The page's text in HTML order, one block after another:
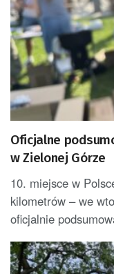
Oficjalne
w Zielonej Górze
10. miejsce w
kilometrów – we
oficjalnie